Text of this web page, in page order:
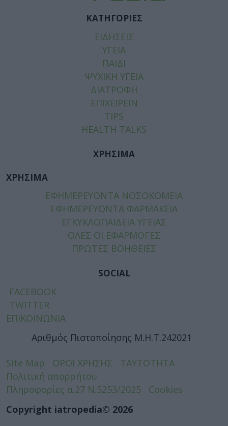
ΚΑΤΗΓΟΡΙΕΣ
ΕΙΔΗΣΕΙΣ
ΥΓΕΙΑ
ΠΑΙΔΙ
ΨΥΧΙΚΗ ΥΓΕΙΑ
ΔΙΑΤΡΟΦΗ
ΕΠΙΧΕΙΡΕΙΝ
TIPS
HEALTH TALKS
ΧΡΗΣΙΜΑ
ΧΡΗΣΙΜΑ
ΕΦΗΜΕΡΕΥΟΝΤΑ ΝΟΣΟΚΟΜΕΙΑ
ΕΦΗΜΕΡΕΥΟΝΤΑ ΦΑΡΜΑΚΕΙΑ
ΕΓΚΥΚΛΟΠΑΙΔΕΙΑ ΥΓΕΙΑΣ
ΟΛΕΣ ΟΙ ΕΦΑΡΜΟΓΕΣ
ΠΡΩΤΕΣ ΒΟΗΘΕΙΕΣ
SOCIAL
FACEBOOK
TWITTER
ΕΠΙΚΟΙΝΩΝΙΑ
Αριθμός Πιστοποίησης Μ.Η.Τ.242021
Site Map ΟΡΟΙ ΧΡΗΣΗΣ
ΤΑΥΤΟΤΗΤΑ
Πολιτική απορρήτου
Πληροφορίες α.27 Ν.5253/2025
Cookies
Copyright iatropedia© 2026